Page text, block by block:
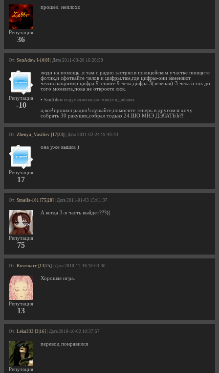
Репутация
36
прошёл. неплохо
От: SonAdow [-10|0] | Дата 2011-03-20 16:26:50
Репутация
-10
люди на помощь..я там с радио застрял.в полицейском участке поищите
фотик,и сфоткайте челов и цифры.там,где цифры-они заменяют
челов.например:цифра 9-ставте 9 чела,цифра 3(зелёная)-3 чела.и так до
того момента,пока не откроете люк.
• SonAdow подумал несколько минут и добавил:
а,всё!прошол радио!слушайте,помогите теперь в другом:я хочу
собрать 30 ракушек,собрал тодько 24.ШО МНЭ ДЭЛАТЬЪ?!
От: Zhenya_Vasiliev [17|23] | Дата 2011-02-24 19:40:43
Репутация
17
она уже вышла )
От: Smails-101 [75|28] | Дата 2011-01-03 15:01:37
Репутация
75
А когда 3-я часть выйдет???((
От: Rosemary [13|75] | Дата 2010-12-16 18:03:30
Репутация
13
Хорошая игра.
От: Leka333 [3|16] | Дата 2010-10-02 10:37:57
Репутация
перевод понравился